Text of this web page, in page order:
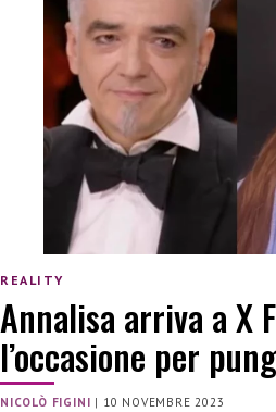
REALITY
Annalisa arriva a X
l’occasione per
NICOLÒ FIGINI | 10 NOVEMBRE 2023